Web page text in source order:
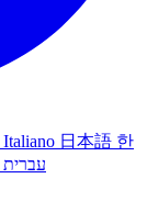
Italiano 日本語 한
עברית